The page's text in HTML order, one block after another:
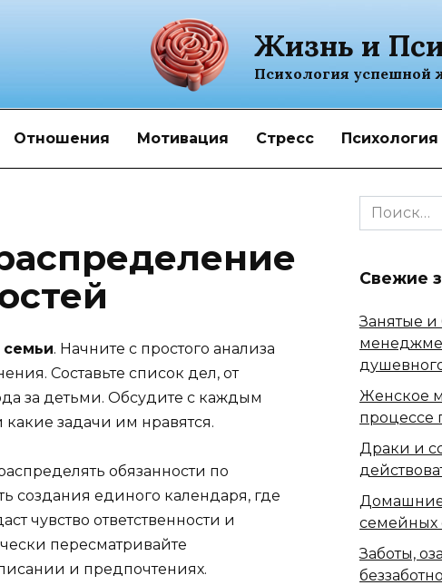
Жизнь и
Психология успешной
Отношения Мотивация Стресс
. Начните с простого анализа
Составьте список дел, от
за детьми. Обсудите с каждым
задачи им нравятся.
обязанности по
создания единого календаря, где
чувство ответственности и
пересматривайте
и предпочтениях.
Search
for:
Свежие
Занятые
Женское
процессе
Драки и
семейных
Заботы,